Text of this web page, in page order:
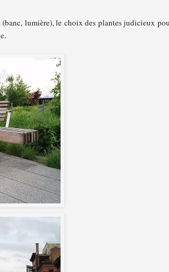
lumière), le choix des plantes judicieux